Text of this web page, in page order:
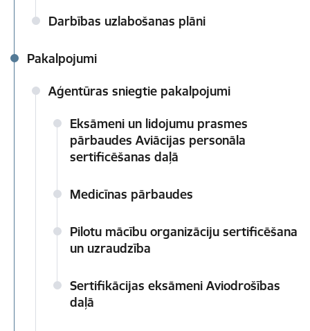
Darbības uzlabošanas plāni
Pakalpojumi
Aģentūras sniegtie pakalpojumi
Eksāmeni un lidojumu prasmes
pārbaudes Aviācijas personāla
sertificēšanas daļā
Medicīnas pārbaudes
Pilotu mācību organizāciju sertificēšana
un uzraudzība
Sertifikācijas eksāmeni Aviodrošības
daļā